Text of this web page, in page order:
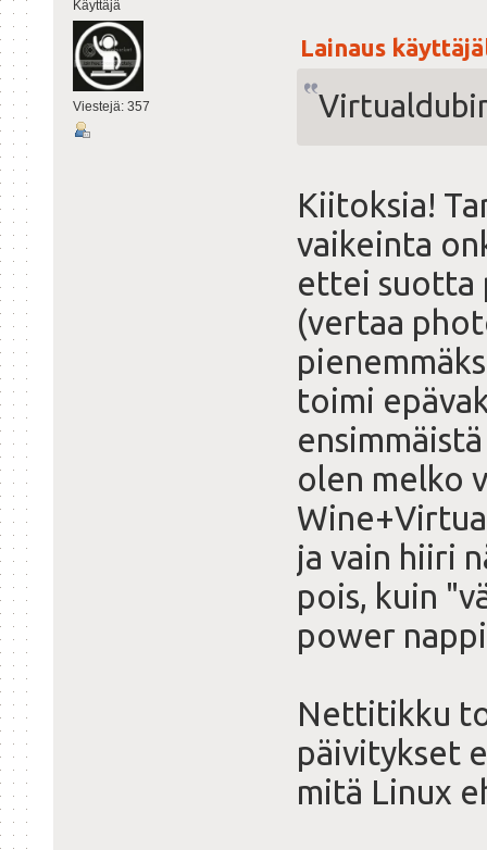
Käyttäjä
Viestejä: 357
Lainaus
Kiitoksia!
vaikeinta
ettei suotta
(vertaa
toimi
olen melko
ja vain hiiri
pois, kuin
power
Nettitikku
päivitykset
mitä Linux